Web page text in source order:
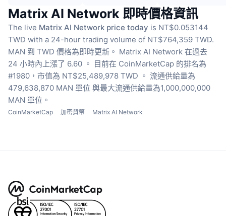
Matrix AI Network 即時價格資訊
The live Matrix AI Network price today is NT$0.053144
TWD with a 24-hour trading volume of NT$764,359 TWD.
MAN 到 TWD 價格為即時更新。 Matrix AI Network 在過去
24 小時內上漲了 6.60 。 目前在 CoinMarketCap 的排名為
#1980，市值為 NT$25,489,978 TWD 。 流通供給量為
479,638,870 MAN 單位 與最大流通供給量為1,000,000,000
MAN 單位。
CoinMarketCap 加密貨幣 Matrix AI Network